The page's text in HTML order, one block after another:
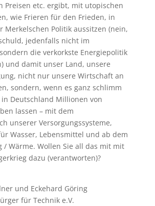
Preisen etc. ergibt, mit utopischen
wie Frieren für den Frieden, in
Merkelschen Politik aussitzen (nein,
jedenfalls nicht im
die verkorkste Energiepolitik
und damit unser Land, unsere
nicht nur unsere Wirtschaft an
sondern, wenn es ganz schlimm
Deutschland Millionen von
lassen – mit dem
unserer Versorgungssysteme,
Wasser, Lebensmittel und ab dem
/ Wärme. Wollen Sie all das mit mit
dazu (verantworten)?
und Eckehard Göring
für Technik e.V.